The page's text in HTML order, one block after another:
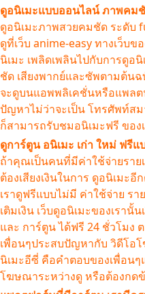
ดูอนิเมะแบบออนไลน์ ภาพคม
ดูอนิเมะภาพสวยคมชัด ระดับ
ดูที่เว็บ anime-easy ทางเว็บ
นิเมะ เพลิดเพลินไปกับการดูอ
ชัด เสียงพากย์และซัพตามต้น
จะดูบนแอพพลิเคชั่นหรือแพล
ปัญหาไม่ว่าจะเป็น โทรศัพท์ส
ก็สามารถรับชมอนิเมะฟรี ของ
ดูการ์ตูน อนิเมะ เก่า ใหม่ ฟรีแ
ถ้าคุณเป็นคนที่มีค่าใช้จ่ายรา
ต้องเสียงเงินในการ ดูอนิเมะอี
เราดูฟรีแบบไม่มี ค่าใช้จ่าย ร
เติมเงิน เว็บดูอนิเมะของเรา
และ การ์ตูน ได้ฟรี 24 ชั่วโมง
เพื่อนๆประสบปัญหากับ วิดีโอ
นิเมะอีซี่ คือคำตอบของเพื่อน
โฆษณาระหว่างดู หรือต้องก